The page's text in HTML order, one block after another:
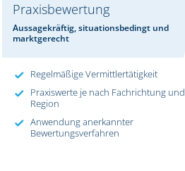
Praxisbewertung
Aussagekräftig, situationsbedingt und
marktgerecht
Regelmäßige Vermittlertätigkeit
Praxiswerte je nach Fachrichtung und
Region
Anwendung anerkannter
Bewertungsverfahren